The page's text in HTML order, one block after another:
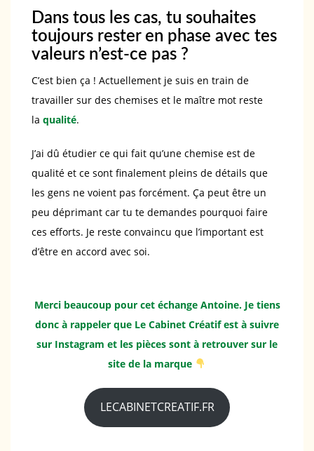
Dans tous les cas, tu souhaites
toujours rester en phase avec tes
valeurs n’est-ce pas ?
C’est bien ça ! Actuellement je suis en train de
travailler sur des chemises et le maître mot reste
la qualité.
J’ai dû étudier ce qui fait qu’une chemise est de
qualité et ce sont finalement pleins de détails que
les gens ne voient pas forcément. Ça peut être un
peu déprimant car tu te demandes pourquoi faire
ces efforts. Je reste convaincu que l’important est
d’être en accord avec soi.
Merci beaucoup pour cet échange Antoine. Je tiens
donc à rappeler que Le Cabinet Créatif est à suivre
sur Instagram et les pièces sont à retrouver sur le
site de la marque
LECABINETCREATIF.FR